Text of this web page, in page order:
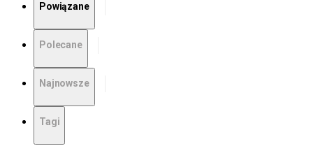
Powiązane
Polecane
Najnowsze
Tagi